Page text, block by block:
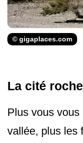
© gigaplaces.com
La cité
Plus vous
vallée, plus les